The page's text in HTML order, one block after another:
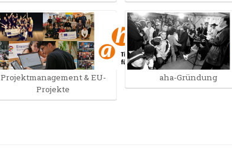
Projektmanagement & EU-
Projekte
aha-Gründung